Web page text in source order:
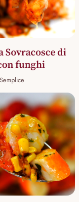
Sovracosce di
funghi